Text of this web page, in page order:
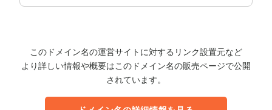
このドメイン名の運営サイトに対するリンク設置元など
より詳しい情報や概要はこのドメイン名の販売ページで公開
されています。